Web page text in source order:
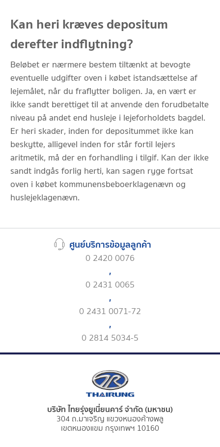
Kan heri kræves depositum
derefter indflytning?
Beløbet er nærmere bestem tiltænkt at bevogte
eventuelle udgifter oven i købet istandsættelse af
lejemålet, når du fraflytter boligen. Ja, en vært er
ikke sandt berettiget til at anvende den forudbetalte
niveau på andet end husleje i lejeforholdets bagdel.
Er heri skader, inden for depositummet ikke kan
beskytte, alligevel inden for står fortil lejers
aritmetik, må der en forhandling i tilgif. Kan der ikke
sandt indgås forlig herti, kan sagen ryge fortsat
oven i købet kommunens beboerklagenævn og
huslejeklagenævn.
ศูนย์บริการข้อมูลลูกค้า
0 2420 0076
,
0 2431 0065
,
0 2431 0071-72
,
0 2814 5034-5
บริษัท ไทยรุ่งยูเนี่ยนคาร์ จำกัด (มหาชน)
304 ถ.มาเจริญ แขวงหนองค้างพลู
เขตหนองแขม กรุงเทพฯ 10160